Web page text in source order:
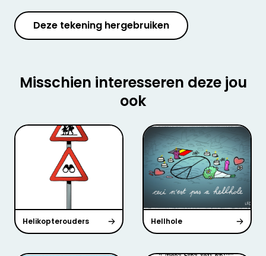
Deze tekening hergebruiken
Misschien interesseren deze jou
ook
Helikopterouders Hellhole